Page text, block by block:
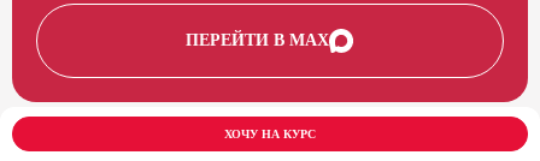
ХОЧУ НА КУРС
ПЕРЕЙТИ В MAX